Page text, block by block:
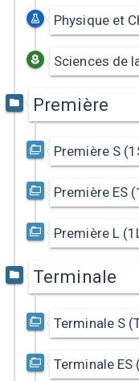
Physique et
Sciences de
Première
Première S
Première ES
Première L
Terminale
Terminale S
Terminale ES